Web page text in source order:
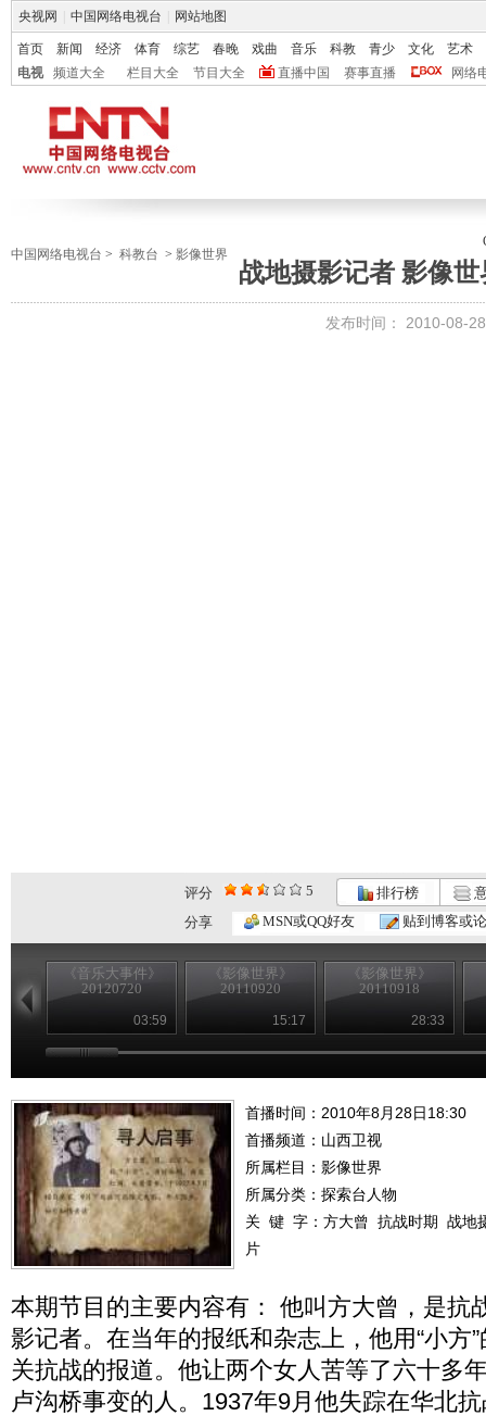
央视网 中国网络电视台 网站地图
首页 新闻 经济 体育 综艺 春晚 戏曲 音乐 科教 青少 文化
艺术
电视
频道大全 栏目大全 节目大全 直播中国 赛事直播 网络
中国网络电视台 > 科教台 > 影像世界
战地摄影记者 影像世
发布时间： 2010-08-
评分 5 排行榜
分享
MSN或QQ好友 贴到博客或
《音乐大事件》
20120720
03:59
《影像世界》
20110920
15:17
《影像世界》
20110918
28:33
首播时间：2010年8月28日18:30
首播频道： 山西卫视
所属栏目： 影像世界
所属分类：探索台人物
关 键 字： 方大曾 抗战时期 战地
片
本期节目的主要内容有： 他叫方大曾，是抗
影记者。在当年的报纸和杂志上，他用“小方
关抗战的报道。他让两个女人苦等了六十多
卢沟桥事变的人。1937年9月他失踪在华北